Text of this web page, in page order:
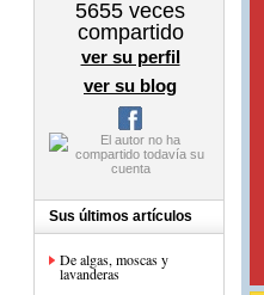
5655 veces
compartido
ver su perfil
ver su blog
Sus últimos artículos
De algas, moscas y
lavanderas